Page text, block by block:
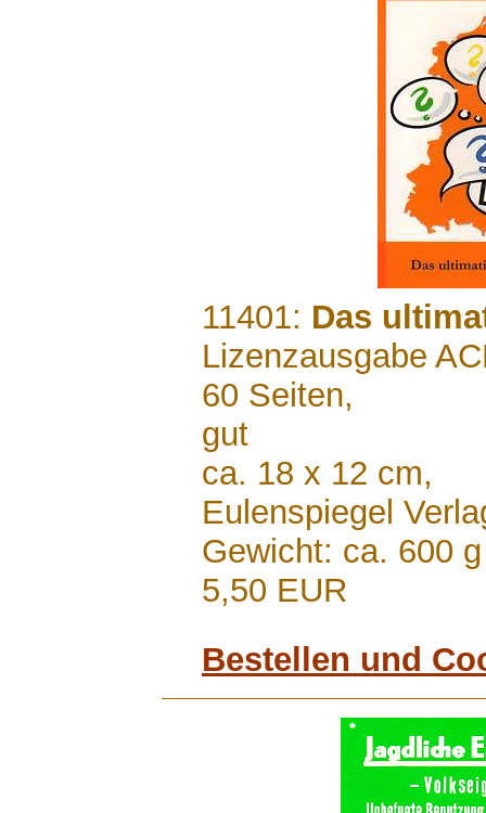
11401: Das
Lizenzausgabe
60 Seiten,
gut
ca. 18 x 12 cm,
Eulenspiegel
Gewicht: ca. 600 g
5,50 EUR
Bestellen und